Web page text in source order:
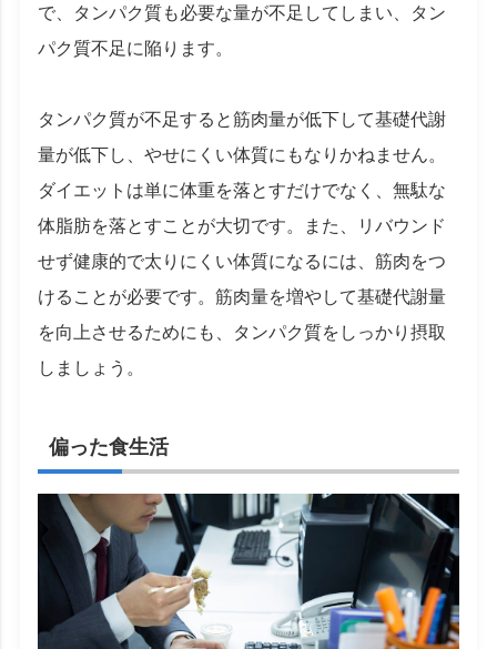
で、タンパク質も必要な量が不足してしまい、タン
パク質不足に陥ります。
タンパク質が不足すると筋肉量が低下して基礎代謝
量が低下し、やせにくい体質にもなりかねません。
ダイエットは単に体重を落とすだけでなく、無駄な
体脂肪を落とすことが大切です。また、リバウンド
せず健康的で太りにくい体質になるには、筋肉をつ
けることが必要です。筋肉量を増やして基礎代謝量
を向上させるためにも、タンパク質をしっかり摂取
しましょう。
偏った食生活